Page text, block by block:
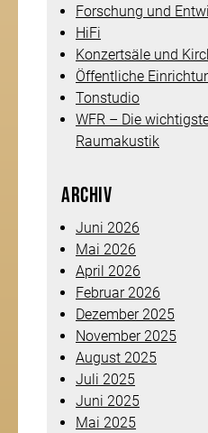
Forschung und
HiFi
Konzertsäle und
Öffentliche
Tonstudio
WFR – Die
Raumakustik
Archiv
Juni 2026
Mai 2026
April 2026
Februar 2026
Dezember 2025
November 2025
August 2025
Juli 2025
Juni 2025
Mai 2025